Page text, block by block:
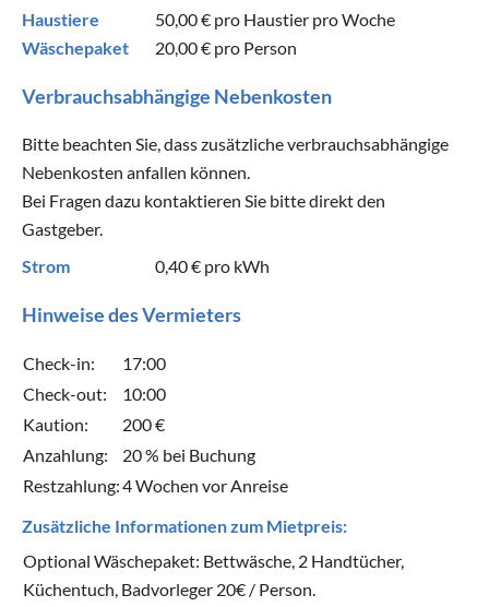
Haustiere 50,00 € pro Haustier pro Woche
Wäschepaket
20,00 € pro Person
Verbrauchsabhängige Nebenkosten
Bitte beachten Sie, dass zusätzliche verbrauchsabhängige
Nebenkosten anfallen können.
Bei Fragen dazu kontaktieren Sie bitte direkt den
Gastgeber.
Strom
0,40 € pro kWh
Hinweise des Vermieters
Check-in:
17:00
Check-out:
10:00
Kaution:
200 €
Anzahlung:
20 % bei Buchung
Restzahlung:4 Wochen vor Anreise
Zusätzliche Informationen zum Mietpreis:
Optional Wäschepaket: Bettwäsche, 2 Handtücher,
Küchentuch, Badvorleger 20€ / Person.